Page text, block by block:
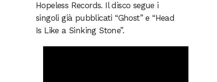
Hopeless Records. Il disco segue i
singoli già pubblicati “Ghost” e “Head
Is Like a Sinking Stone”.